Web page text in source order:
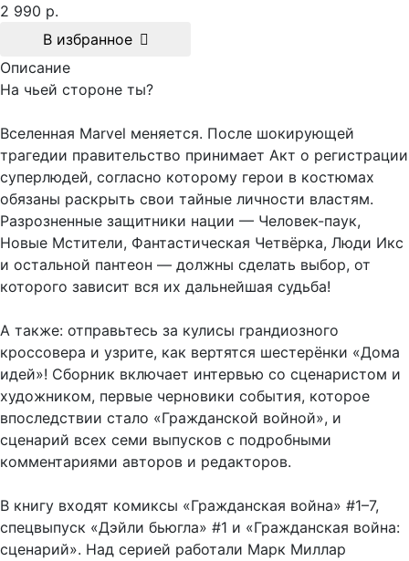
2 990 р.
В избранное
Описание
На чьей стороне ты?
Вселенная Marvel меняется. После шокирующей
трагедии правительство принимает Акт о регистрации
суперлюдей, согласно которому герои в костюмах
обязаны раскрыть свои тайные личности властям.
Разрозненные защитники нации — Человек-паук,
Новые Мстители, Фантастическая Четвёрка, Люди Икс
и остальной пантеон — должны сделать выбор, от
которого зависит вся их дальнейшая судьба!
А также: отправьтесь за кулисы грандиозного
кроссовера и узрите, как вертятся шестерёнки «Дома
идей»! Сборник включает интервью со сценаристом и
художником, первые черновики события, которое
впоследствии стало «Гражданской войной», и
сценарий всех семи выпусков с подробными
комментариями авторов и редакторов.
В книгу входят комиксы «Гражданская война» #1–7,
спецвыпуск «Дэйли бьюгла» #1 и «Гражданская война:
сценарий». Над серией работали Марк Миллар